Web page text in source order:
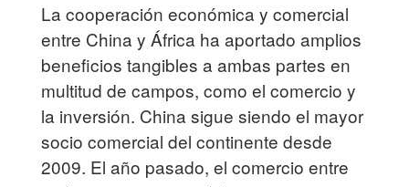
La cooperación económica y comercial
entre China y África ha aportado amplios
beneficios tangibles a ambas partes en
multitud de campos, como el comercio y
la inversión. China sigue siendo el mayor
socio comercial del continente desde
2009. El año pasado, el comercio entre